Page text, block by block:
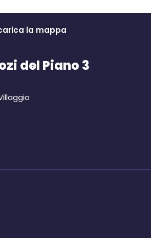
la mappa
del Piano 3